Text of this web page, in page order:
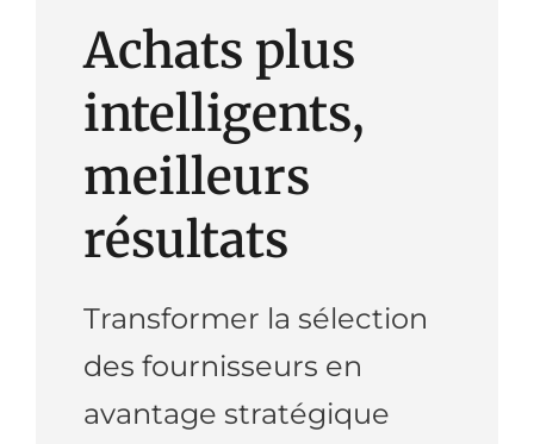
Achats plus
intelligents,
meilleurs
résultats
Transformer la sélection
des fournisseurs en
avantage stratégique